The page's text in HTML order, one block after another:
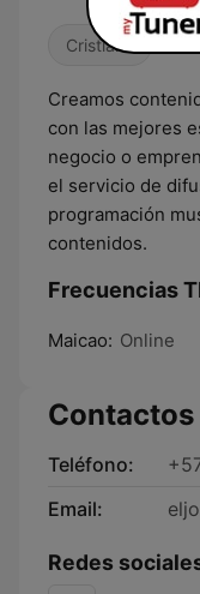
Cristiana
Creamos
con las mejores
negocio o
el servicio de
programación
contenidos.
Frecuencias
Maicao: Online
Contactos
Teléfono:
Email:
Redes